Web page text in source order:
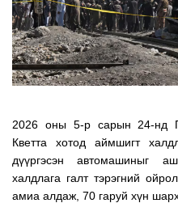
2026 оны 5-р сарын 24-нд
Кветта хотод аймшигт
дүүргэсэн автомашиныг
халдлага галт тэрэгний
амиа алдаж, 70 гаруй хүн